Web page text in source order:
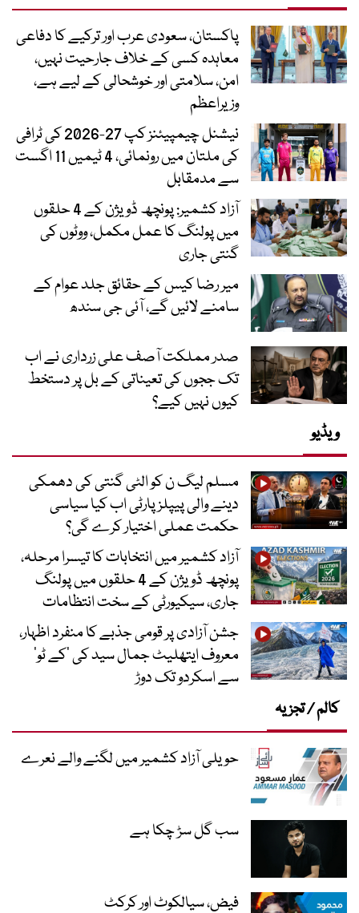
پاکستان، سعودی عرب اور ترکیے کا دفاعی
معاہدہ کسی کے خلاف جارحیت نہیں،
امن، سلامتی اور خوشحالی کے لیے ہے،
وزیراعظم
نیشنل چیمپیئنز کپ 27-2026 کی ٹرافی
کی ملتان میں رونمائی، 4 ٹیمیں 11 اگست
سے مدمقابل
آزاد کشمیر: پونچھ ڈویژن کے 4 حلقوں
میں پولنگ کا عمل مکمل، ووٹوں کی
گنتی جاری
میر رضا کیس کے حقائق جلد عوام کے
سامنے لائیں گے، آئی جی سندھ
صدر مملکت آصف علی زرداری نے اب
تک ججوں کی تعیناتی کے بل پر دستخط
کیوں نہیں کیے؟
ویڈیو
مسلم لیگ ن کو الٹی گنتی کی دھمکی
دینے والی پیپلز پارٹی اب کیا سیاسی
حکمت عملی اختیار کرے گی؟
آزاد کشمیر میں انتخابات کا تیسرا مرحلہ،
پونچھ ڈویژن کے 4 حلقوں میں پولنگ
جاری، سیکیورٹی کے سخت انتظامات
جشن آزادی پر قومی جذبے کا منفرد اظہار،
معروف ایتھلیٹ جمال سید کی ’کے ٹو‘
سے اسکردو تک دوڑ
کالم / تجزیہ
حویلی آزاد کشمیر میں لگنے والے نعرے
سب گل سڑ چکا ہے
فیض، سیالکوٹ اور کرکٹ